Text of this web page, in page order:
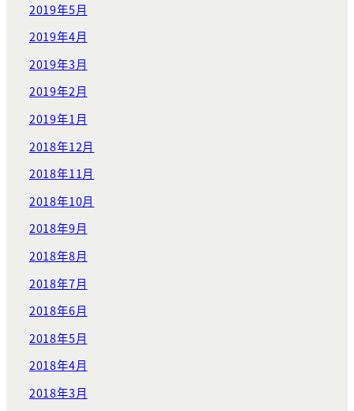
2019年5月
2019年4月
2019年3月
2019年2月
2019年1月
2018年12月
2018年11月
2018年10月
2018年9月
2018年8月
2018年7月
2018年6月
2018年5月
2018年4月
2018年3月